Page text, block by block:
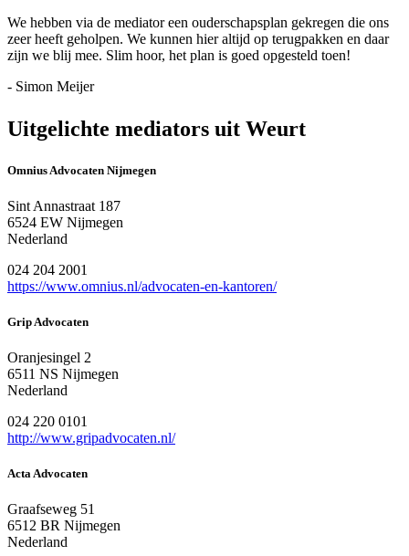
We hebben via de mediator een ouderschapsplan gekregen die ons
zeer heeft geholpen. We kunnen hier altijd op terugpakken en daar
zijn we blij mee. Slim hoor, het plan is goed opgesteld toen!
- Simon Meijer
Uitgelichte mediators uit Weurt
Omnius Advocaten Nijmegen
Sint Annastraat 187
6524 EW Nijmegen
Nederland
024 204 2001
https://www.omnius.nl/advocaten-en-kantoren/
Grip Advocaten
Oranjesingel 2
6511 NS Nijmegen
Nederland
024 220 0101
http://www.gripadvocaten.nl/
Acta Advocaten
Graafseweg 51
6512 BR Nijmegen
Nederland